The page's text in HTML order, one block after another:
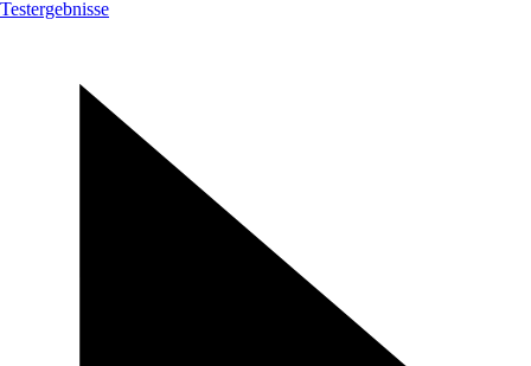
Testergebnisse